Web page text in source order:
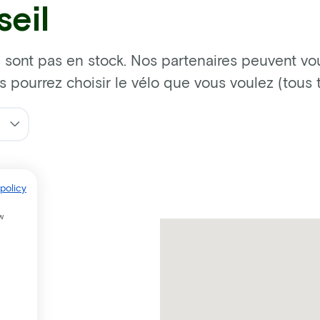
pas en stock. Nos partenaires peuvent
choisir le vélo que vous voulez (tous